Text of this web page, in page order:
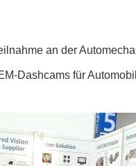
an der
Dashcams für